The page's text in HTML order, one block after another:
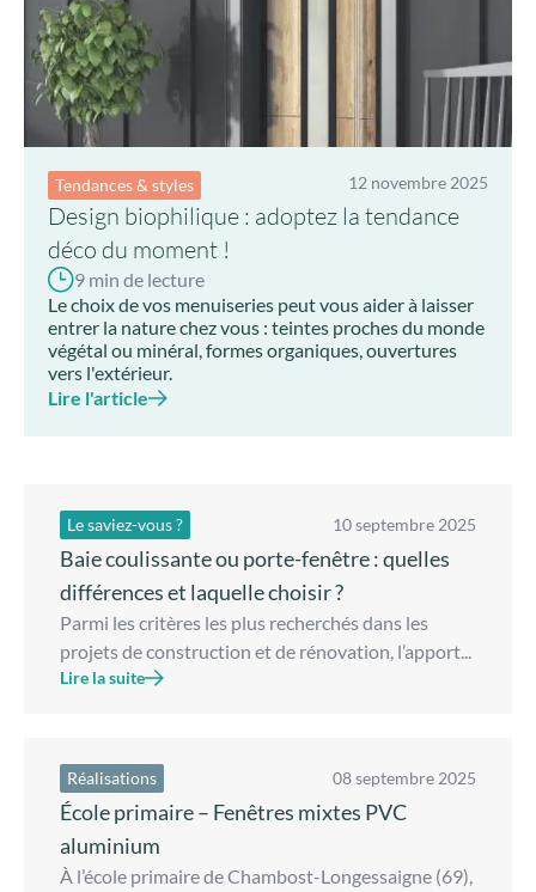
Tendances & styles 12 novembre 2025
Design biophilique : adoptez la tendance
déco du moment !
9 min de lecture
Le choix de vos menuiseries peut vous aider à laisser
entrer la nature chez vous : teintes proches du monde
végétal ou minéral, formes organiques, ouvertures
vers l'extérieur.
Lire l'article
Le saviez-vous ? 10 septembre 2025
Baie coulissante ou porte-fenêtre : quelles
différences et laquelle choisir ?
Parmi les critères les plus recherchés dans les
projets de construction et de rénovation, l’apport...
Lire la suite
Réalisations 08 septembre 2025
École primaire – Fenêtres mixtes PVC
aluminium
À l’école primaire de Chambost-Longessaigne (69),